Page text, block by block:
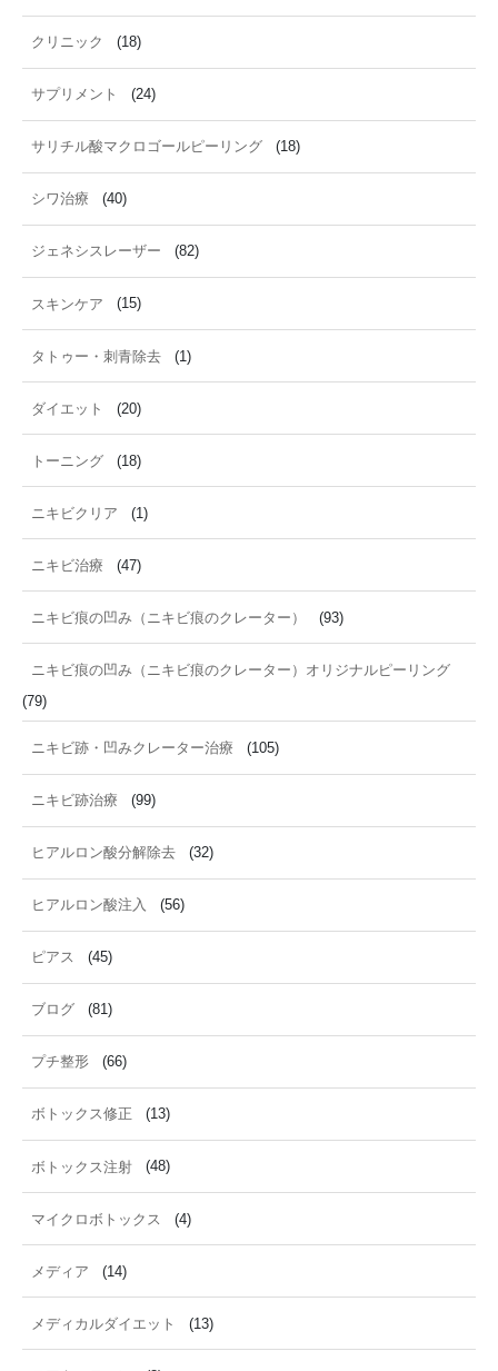
クリニック (18)
サプリメント (24)
サリチル酸マクロゴールピーリング (18)
シワ治療 (40)
ジェネシスレーザー (82)
スキンケア (15)
タトゥー・刺青除去 (1)
ダイエット (20)
トーニング (18)
ニキビクリア (1)
ニキビ治療 (47)
ニキビ痕の凹み（ニキビ痕のクレーター） (93)
ニキビ痕の凹み（ニキビ痕のクレーター）オリジナルピーリング
(79)
ニキビ跡・凹みクレーター治療 (105)
ニキビ跡治療 (99)
ヒアルロン酸分解除去 (32)
ヒアルロン酸注入 (56)
ピアス (45)
ブログ (81)
プチ整形 (66)
ボトックス修正 (13)
ボトックス注射 (48)
マイクロボトックス (4)
メディア (14)
メディカルダイエット (13)